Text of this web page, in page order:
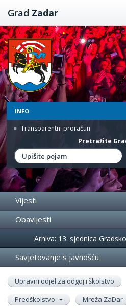
Preskoči
na
sadržaj
Grad Zadar
INFO
Transparentni proračun
Pretražite
Vijesti
Obavijesti
Događanja
Arhiva: 13. sjednica
Savjetovanje s javnošću
Upravni odjel za odgoj i školstvo
Predškolstvo
Mreža ZaDar